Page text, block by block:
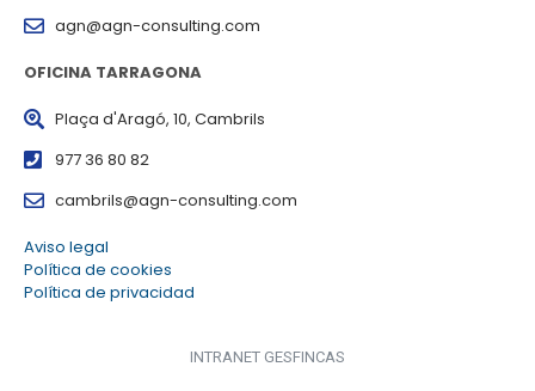
agn@agn-consulting.com
OFICINA TARRAGONA
Plaça d'Aragó, 10, Cambrils
977 36 80 82
cambrils@agn-consulting.com
Aviso legal
Política de cookies
Política de privacidad
INTRANET GESFINCAS